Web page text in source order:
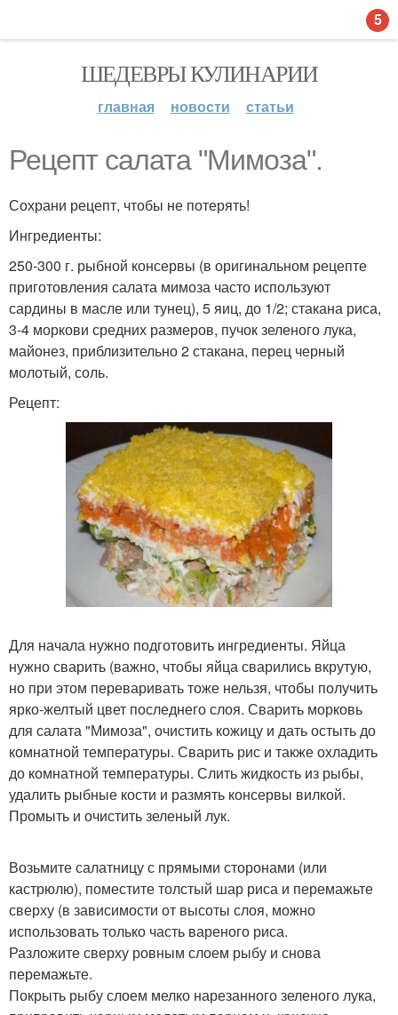
ШЕДЕВРЫ КУЛИНАРИИ
главная новости статьи
Рецепт салата "Мимоза".
Сохрани рецепт, чтобы не потерять!
Ингредиенты:
250-300 г. рыбной консервы (в оригинальном рецепте
приготовления салата мимоза часто используют
сардины в масле или тунец), 5 яиц, до 1/2; стакана риса,
3-4 моркови средних размеров, пучок зеленого лука,
майонез, приблизительно 2 стакана, перец черный
молотый, соль.
Рецепт:
Для начала нужно подготовить ингредиенты. Яйца
нужно сварить (важно, чтобы яйца сварились вкрутую,
но при этом переваривать тоже нельзя, чтобы получить
ярко-желтый цвет последнего слоя. Сварить морковь
для салата "Мимоза", очистить кожицу и дать остыть до
комнатной температуры. Сварить рис и также охладить
до комнатной температуры. Слить жидкость из рыбы,
удалить рыбные кости и размять консервы вилкой.
Промыть и очистить зеленый лук.
Возьмите салатницу с прямыми сторонами (или
кастрюлю), поместите толстый шар риса и перемажьте
сверху (в зависимости от высоты слоя, можно
использовать только часть вареного риса.
Разложите сверху ровным слоем рыбу и снова
перемажьте.
Покрыть рыбу слоем мелко нарезанного зеленого лука,
5